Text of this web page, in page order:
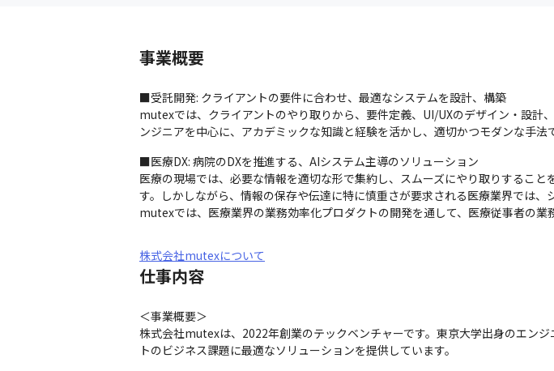
事業概要
■受託開発: クライアントの要件に合わせ、最適なシステムを設計、構築
mutexでは、クライアントのやり取りから、要件定義、UI/UXのデザイン・設計
ンジニアを中心に、アカデミックな知識と経験を活かし、適切かつモダンな手法
■医療DX: 病院のDXを推進する、AIシステム主導のソリューション
医療の現場では、必要な情報を適切な形で集約し、スムーズにやり取りするこ
す。しかしながら、情報の保存や伝達に特に慎重さが要求される医療業界では、
mutexでは、医療業界の業務効率化プロダクトの開発を通して、医療従事者の業
株式会社mutexについて
仕事内容
＜事業概要＞
株式会社mutexは、2022年創業のテックベンチャーです。東京大学出身のエン
トのビジネス課題に最適なソリューションを提供しています。